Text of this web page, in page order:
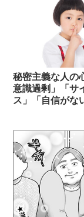
秘密主義な人の
意識過剰」「サ
ス」「自信がな